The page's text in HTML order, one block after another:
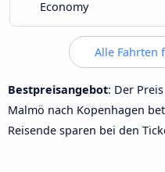
Economy
Alle Fahrten
Bestpreisangebot: Der
Malmö nach Kopenhagen
Reisende sparen bei den